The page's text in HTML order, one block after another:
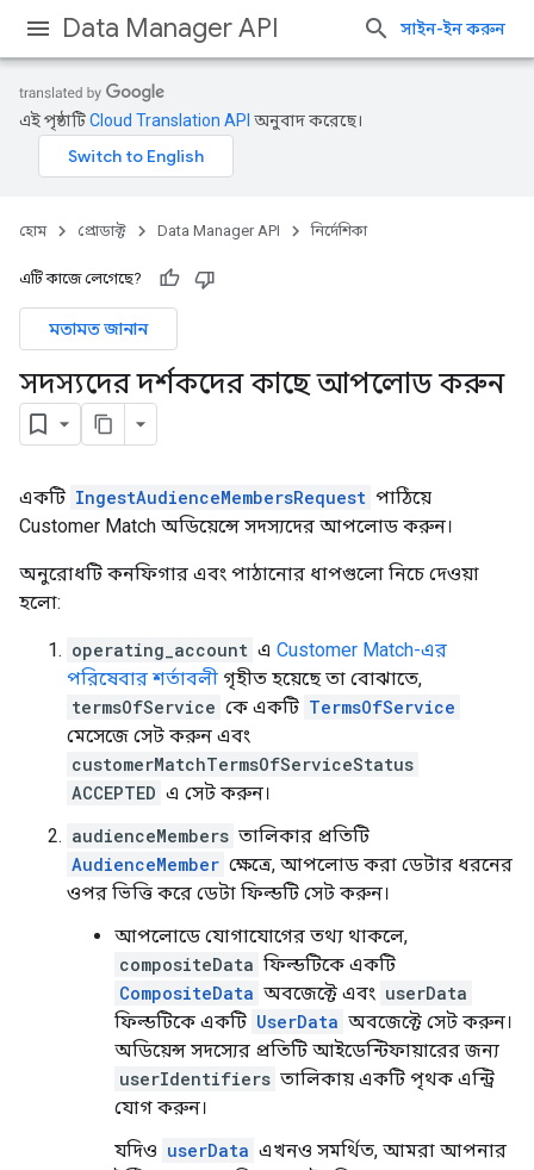
Data Manager API সাইন-ইন করুন
এই পৃষ্ঠাটিCloud Translation API অনুবাদ করেছে।
হোম প্রোডাক্ট Data Manager API নির্দেশিকা
এটি কাজে লেগেছে?
মতামত জানান
সদস্যদের দর্শকদের কাছে আপলোড করুন
একটি IngestAudienceMembersRequest পাঠিয়ে
Customer Match অডিয়েন্সে সদস্যদের আপলোড করুন।
অনুরোধটি কনফিগার এবং পাঠানোর ধাপগুলো নিচে দেওয়া
হলো:
operating_account এ Customer Match-এর
পরিষেবার শর্তাবলী গৃহীত হয়েছে তা বোঝাতে,
termsOfService কে একটি TermsOfService
মেসেজে সেট করুন এবং
customerMatchTermsOfServiceStatus
ACCEPTED এ সেট করুন।
audienceMembers তালিকার প্রতিটি
AudienceMember ক্ষেত্রে, আপলোড করা ডেটার ধরনের
ওপর ভিত্তি করে ডেটা ফিল্ডটি সেট করুন।
আপলোডে যোগাযোগের তথ্য থাকলে,
compositeData ফিল্ডটিকে একটি
CompositeData অবজেক্টে এবং userData
ফিল্ডটিকে একটি UserData অবজেক্টে সেট করুন।
অডিয়েন্স সদস্যের প্রতিটি আইডেন্টিফায়ারের জন্য
userIdentifiers তালিকায় একটি পৃথক এন্ট্রি
যোগ করুন।
যদিও userData এখনও সমর্থিত, আমরা আপনার